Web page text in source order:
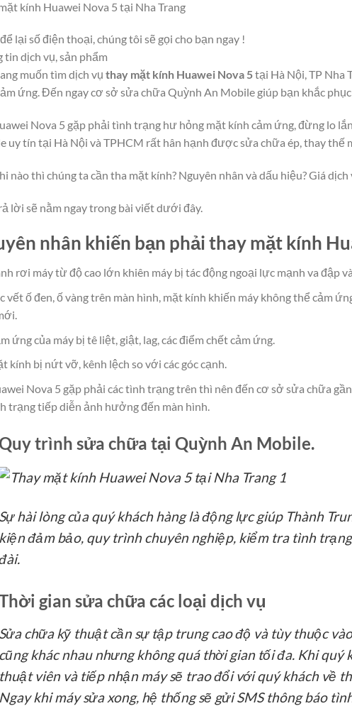
kính Huawei Nova 5 tại Nha Trang
lại số điện thoại, chúng tôi sẽ gọi cho bạn ngay !
tin dịch vụ, sản phẩm
muốn tìm dịch vụ thay mặt kính Huawei Nova 5tại Hà Nội, TP Nha
ứng. Đến ngay cơ sở sửa chữa Quỳnh An Mobile giúp bạn khắc
Nova 5 gặp phải tình trạng hư hỏng mặt kính cảm ứng, đừng lo
uy tín tại Hà Nội và TPHCM rất hân hạnh được sửa chữa ép, thay thế
nào thì chúng ta cần tha mặt kính? Nguyên nhân và dấu hiệu? Giá dịch
lời sẽ nằm ngay trong bài viết dưới đây.
nhân khiến bạn phải thay mặt kính
rơi máy từ độ cao lớn khiên máy bị tác động ngoại lực mạnh va đập
vết ố đen, ố vàng trên màn hình, mặt kính khiến máy không thể cảm
ứng của máy bị tê liệt, giật, lag, các điểm chết cảm ứng.
kính bị nứt vỡ, kênh lệch so với các góc cạnh.
Nova 5 gặp phải các tình trạng trên thì nên đến cơ sở sửa chữa
trạng tiếp diễn ảnh hưởng đến màn hình.
trình sửa chữa tại Quỳnh An Mobile.
Sự hài lòng của quý khách hàng là động lực giúp Thành
kiện đảm bảo, quy trình chuyên nghiệp, kiểm tra tình
gian sửa chữa các loại dịch vụ
Sửa chữa kỹ thuật cần sự tập trung cao độ và tùy thuộc
cũng khác nhau nhưng không quá thời gian tối đa. Khi quý
thuật viên và tiếp nhận máy sẽ trao đổi với quý khách về
Ngay khi máy sửa xong, hệ thống sẽ gửi SMS thông báo